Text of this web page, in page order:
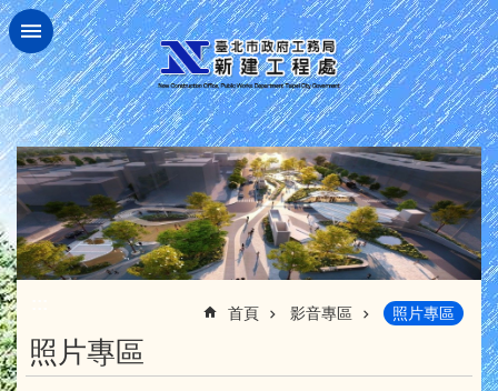
跳到主要內容區塊
首頁 影音專區 照片專區
照片專區